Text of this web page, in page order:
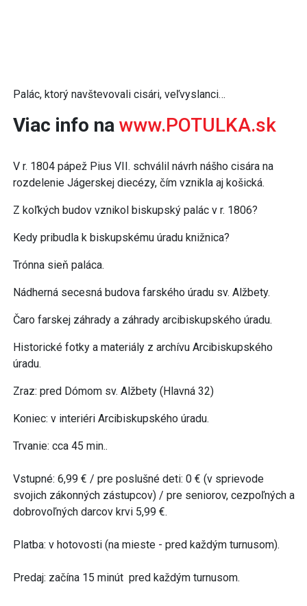
Palác, ktorý navštevovali cisári, veľvyslanci…
Viac info na www.POTULKA.sk
V r. 1804 pápež Pius VII. schválil návrh nášho cisára na
rozdelenie Jágerskej diecézy, čím vznikla aj košická.
Z koľkých budov vznikol biskupský palác v r. 1806?
Kedy pribudla k biskupskému úradu knižnica?
Trónna sieň paláca.
Nádherná secesná budova farského úradu sv. Alžbety.
Čaro farskej záhrady a záhrady arcibiskupského úradu.
Historické fotky a materiály z archívu Arcibiskupského
úradu.
Zraz: pred Dómom sv. Alžbety (Hlavná 32)
Koniec: v interiéri Arcibiskupského úradu.
Trvanie: cca 45 min..
Vstupné: 6,99 € / pre poslušné deti: 0 € (v sprievode
svojich zákonných zástupcov) / pre seniorov, cezpoľných a
dobrovoľných darcov krvi 5,99 €.
Platba: v hotovosti (na mieste - pred každým turnusom).
Predaj: začína 15 minút pred každým turnusom.